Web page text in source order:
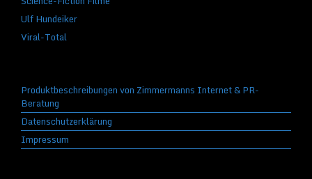
Ulf Hundeiker
Viral-Total
Produktbeschreibungen von Zimmermanns Internet & PR-
Beratung
Datenschutzerklärung
Impressum